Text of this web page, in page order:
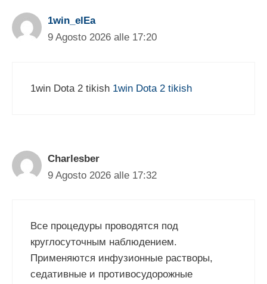
1win_elEa
9 Agosto 2026 alle 17:20
1win Dota 2 tikish 1win Dota 2 tikish
Charlesber
9 Agosto 2026 alle 17:32
Все процедуры проводятся под
круглосуточным наблюдением.
Применяются инфузионные растворы,
седативные и противосудорожные